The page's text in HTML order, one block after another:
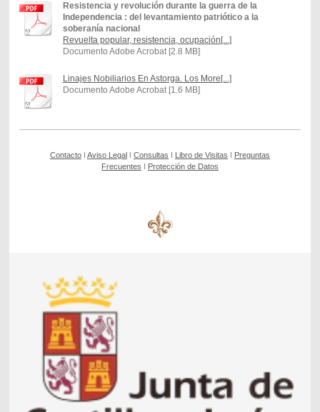
Resistencia y revolución durante la guerra de la
Independencia : del levantamiento patriótico a la
soberanía nacional
Revuelta popular, resistencia, ocupación[...]
Documento Adobe Acrobat [2.8 MB]
Linajes Nobiliarios En Astorga. Los More[...]
Documento Adobe Acrobat [1.6 MB]
Contacto ǀ Aviso Legal ǀ Consultas ǀ Libro de Visitas ǀ Preguntas
Frecuentes ǀ Protección de Datos